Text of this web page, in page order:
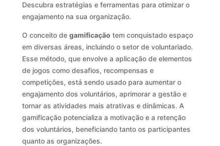
Descubra estratégias e ferramentas para otimizar o
engajamento na sua organização.
O conceito de gamificação tem conquistado espaço
em diversas áreas, incluindo o setor de voluntariado.
Esse método, que envolve a aplicação de elementos
de jogos como desafios, recompensas e
competições, está sendo usado para aumentar o
engajamento dos voluntários, aprimorar a gestão e
tornar as atividades mais atrativas e dinâmicas. A
gamificação potencializa a motivação e a retenção
dos voluntários, beneficiando tanto os participantes
quanto as organizações.